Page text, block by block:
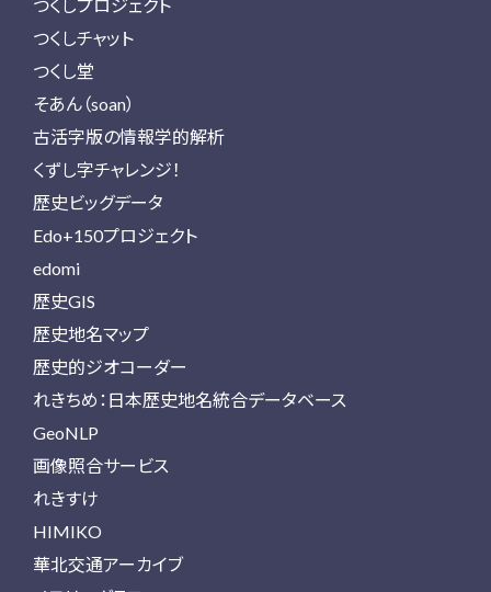
つくしプロジェクト
つくしチャット
つくし堂
そあん（soan）
古活字版の情報学的解析
くずし字チャレンジ！
歴史ビッグデータ
Edo+150プロジェクト
edomi
歴史GIS
歴史地名マップ
歴史的ジオコーダー
れきちめ：日本歴史地名統合データベース
GeoNLP
画像照合サービス
れきすけ
HIMIKO
華北交通アーカイブ